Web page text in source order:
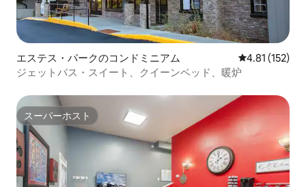
エステス・パークのコンドミニアム レビュー152
4.81 (152)
ジェットバス・スイート、クイーンベッド、暖炉
スーパーホスト
スーパーホスト